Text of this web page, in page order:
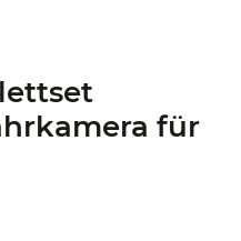
für